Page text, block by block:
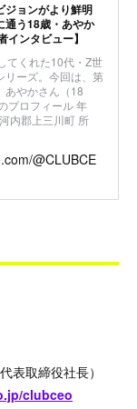
ジョンがより鮮明
通う18歳・あやか
ンタビュー】
てくれた10代・Z世
リーズ。今回は、第
あやかさん（18
プロフィール 年
内郡上三川町 所
@CLUBCE
表取締役社長）
clubceo